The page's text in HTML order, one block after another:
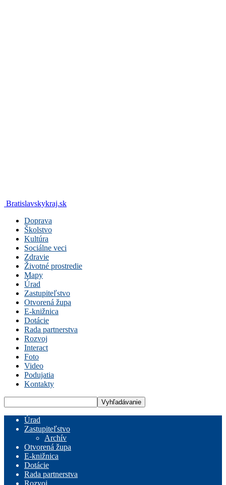
Bratislavskykraj.sk
Doprava
Školstvo
Kultúra
Sociálne veci
Zdravie
Životné prostredie
Mapy
Úrad
Zastupiteľstvo
Otvorená župa
E-knižnica
Dotácie
Rada partnerstva
Rozvoj
Interact
Foto
Video
Podujatia
Kontakty
Úrad
Zastupiteľstvo
Archív
Otvorená župa
E-knižnica
Dotácie
Rada partnerstva
Rozvoj